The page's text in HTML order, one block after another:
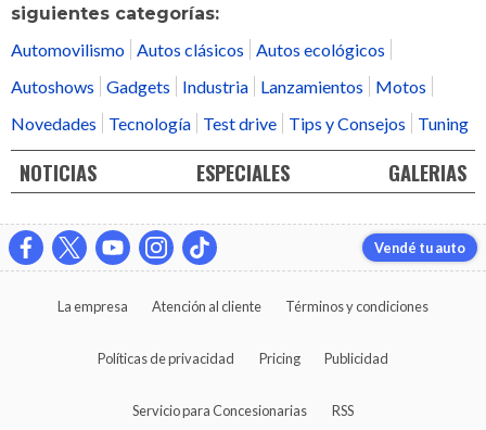
siguientes categorías:
Automovilismo Autos clásicos
Autos ecológicos
Autoshows
Gadgets Industria Lanzamientos
Motos
Novedades
Tecnología Test drive Tips y Consejos Tuning
NOTICIAS ESPECIALES GALERIAS
Vendé tu auto
La empresa Atención al cliente Términos y condiciones
Políticas de privacidad Pricing Publicidad
Servicio para Concesionarias RSS